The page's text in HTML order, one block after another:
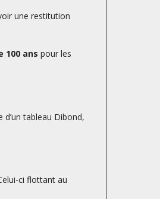
une restitution
100 ans pour les
tableau Dibond,
ci flottant au